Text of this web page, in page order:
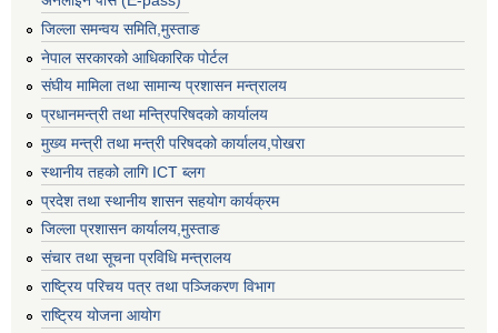
जिल्ला समन्वय समिति,मुस्ताङ
नेपाल सरकारको आधिकारिक पोर्टल
संघीय मामिला तथा सामान्य प्रशासन मन्त्रालय
प्रधानमन्त्री तथा मन्त्रिपरिषदको कार्यालय
मुख्य मन्त्री तथा मन्त्री परिषदको कार्यालय,पोखरा
स्थानीय तहको लागि ICT ब्लग
प्रदेश तथा स्थानीय शासन सहयोग कार्यक्रम
जिल्ला प्रशासन कार्यालय,मुस्ताङ
संचार तथा सूचना प्रविधि मन्त्रालय
राष्ट्रिय परिचय पत्र तथा पञ्जिकरण विभाग
राष्ट्रिय योजना आयोग